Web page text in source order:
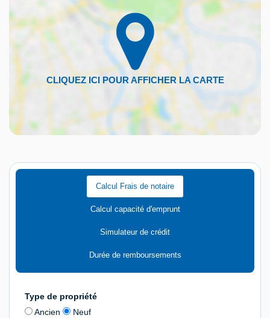
Calcul Frais de notaire
Calcul capacité d'emprunt
Simulateur de crédit
Durée de remboursements